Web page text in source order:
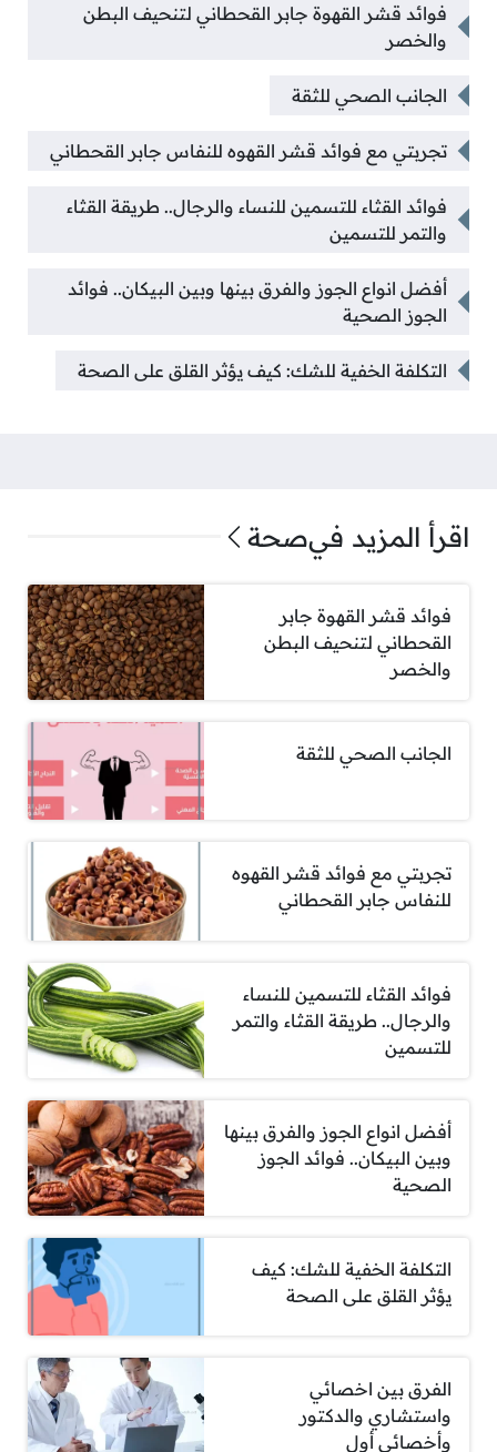
فوائد قشر القهوة جابر القحطاني لتنحيف البطن
والخصر
الجانب الصحي للثقة
تجربتي مع فوائد قشر القهوه للنفاس جابر القحطاني
فوائد القثاء للتسمين للنساء والرجال.. طريقة القثاء
والتمر للتسمين
أفضل انواع الجوز والفرق بينها وبين البيكان.. فوائد
الجوز الصحية
التكلفة الخفية للشك: كيف يؤثر القلق على الصحة
اقرأ المزيد فيصحة
فوائد قشر القهوة جابر
القحطاني لتنحيف البطن
والخصر
الجانب الصحي للثقة
تجربتي مع فوائد قشر القهوه
للنفاس جابر القحطاني
فوائد القثاء للتسمين للنساء
والرجال.. طريقة القثاء والتمر
للتسمين
أفضل انواع الجوز والفرق بينها
وبين البيكان.. فوائد الجوز
الصحية
التكلفة الخفية للشك: كيف
يؤثر القلق على الصحة
الفرق بين اخصائي
واستشاري والدكتور
وأخصائي أول